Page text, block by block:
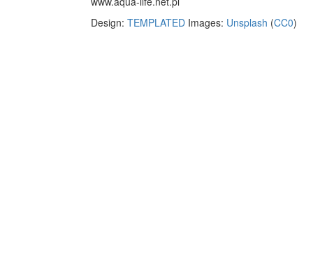
Design: TEMPLATED Images: Unsplash (CC0)